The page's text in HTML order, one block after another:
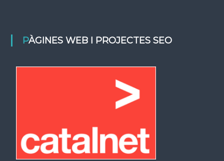
PÀGINES WEB I PROJECTES SEO